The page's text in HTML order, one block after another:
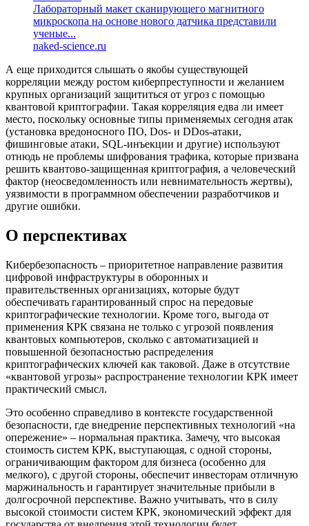
Лабораторный макет сканирующего магнитного
микроскопа на основе нового датчика представили
ученые...
naked-science.ru
А еще приходится слышать о якобы существующей
корреляции между ростом киберпреступности и желанием
крупных организаций защититься от угроз с помощью
квантовой криптографии. Такая корреляция едва ли имеет
место, поскольку основные типы применяемых сегодня атак
(установка вредоносного ПО, Dos- и DDos-атаки,
фишинговые атаки, SQL-инъекции и другие) используют
отнюдь не проблемы шифрования трафика, которые призвана
решить квантово-защищенная криптография, а человеческий
фактор (неосведомленность или невнимательность жертвы),
уязвимости в программном обеспечении разработчиков и
другие ошибки.
О перспективах
Кибербезопасность – приоритетное направление развития
цифровой инфраструктуры в оборонных и
правительственных организациях, которые будут
обеспечивать гарантированный спрос на передовые
криптографические технологии. Кроме того, выгода от
применения КРК связана не только с угрозой появления
квантовых компьютеров, сколько с автоматизацией и
повышенной безопасностью распределения
криптографических ключей как таковой. Даже в отсутствие
«квантовой угрозы» распространение технологии КРК имеет
практический смысл.
Это особенно справедливо в контексте государственной
безопасности, где внедрение перспективных технологий «на
опережение» – нормальная практика. Замечу, что высокая
стоимость систем КРК, выступающая, с одной стороны,
ограничивающим фактором для бизнеса (особенно для
мелкого), с другой стороны, обеспечит инвесторам отличную
маржинальность и гарантирует значительные прибыли в
долгосрочной перспективе. Важно учитывать, что в силу
высокой стоимости систем КРК, экономический эффект для